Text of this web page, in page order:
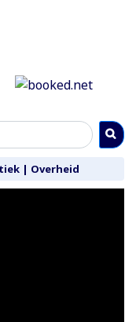
| Overheid